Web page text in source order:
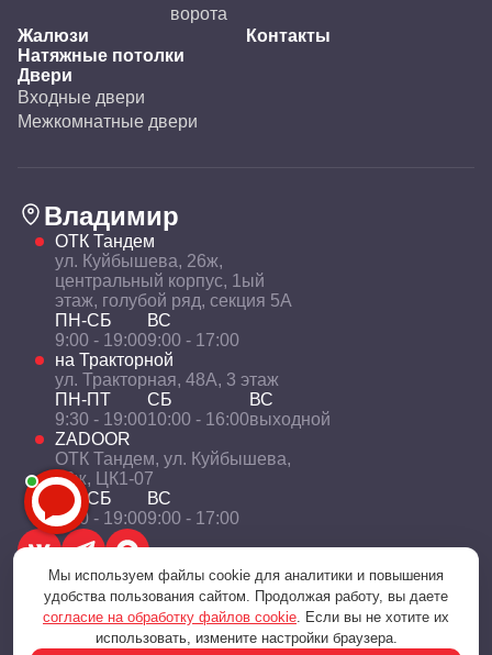
ворота
Жалюзи
Натяжные потолки
Двери
Входные двери
Межкомнатные двери
Контакты
Владимир
ОТК Тандем
ул. Куйбышева, 26ж,
центральный корпус, 1ый
этаж, голубой ряд, секция 5А
ПН-СБ
9:00 - 19:00
ВС
9:00 - 17:00
на Тракторной
ул. Тракторная, 48А, 3 этаж
ПН-ПТ
9:30 - 19:00
СБ
10:00 - 16:00
ВС
выходной
ZADOOR
ОТК Тандем, ул. Куйбышева,
26ж, ЦК1-07
ПН-СБ
9:00 - 19:00
ВС
9:00 - 17:00
Политика конфиденциальности
Мы используем файлы cookie для аналитики и повышения
удобства пользования сайтом. Продолжая работу, вы даете
согласие на обработку файлов cookie. Если вы не хотите их
использовать, измените настройки браузера.